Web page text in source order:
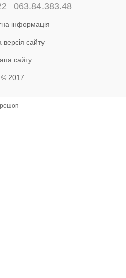
063.84.383.48
інформація
версія сайту
сайту
© 2017